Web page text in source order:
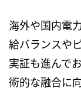
海外や国内電
給バランスや
実証も進んで
術的な融合に